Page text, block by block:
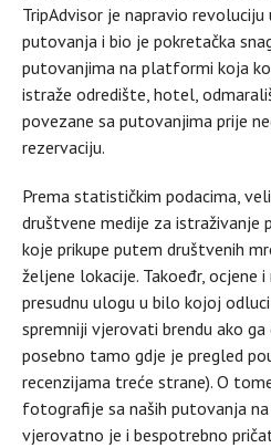
TripAdvisor je napravio
putovanja i bio je pokretačka
putovanjima na platformi koja
istraže odredište, hotel,
povezane sa putovanjima prije
rezervaciju.
Prema statističkim podacima,
društvene medije za istraživanje
koje prikupe putem društvenih
željene lokacije. Takoeđr, ocjene
presudnu ulogu u bilo kojoj
spremniji vjerovati brendu ako ga
posebno tamo gdje je pregled
recenzijama treće strane). O
fotografije sa naših putovanja na
vjerovatno je i bespotrebno